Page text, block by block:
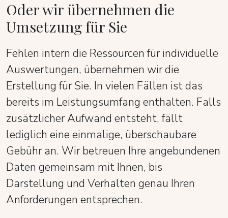
Oder wir übernehmen die
Umsetzung für Sie
Fehlen intern die Ressourcen für individuelle
Auswertungen, übernehmen wir die
Erstellung für Sie. In vielen Fällen ist das
bereits im Leistungsumfang enthalten. Falls
zusätzlicher Aufwand entsteht, fällt
lediglich eine einmalige, überschaubare
Gebühr an. Wir betreuen Ihre angebundenen
Daten gemeinsam mit Ihnen, bis
Darstellung und Verhalten genau Ihren
Anforderungen entsprechen.